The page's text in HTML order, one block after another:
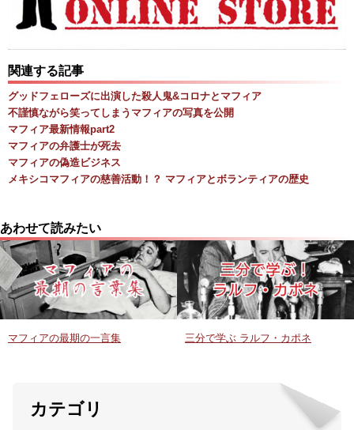
関連する記事
グッドフェローズに出演した殺人鬼&コロナとマフィア
不謹慎ながら笑ってしまうマフィアの写真を公開
マフィア最新情報part2
マフィアの弁護士が死去
マフィアの偽造ビジネス
メキシコマフィアの慈善活動！？ マフィアとボランティアの歴史
あわせて読みたい
マフィアの最期の一言集 三分で学ぶ ラルフ・カポネ
カテゴリ